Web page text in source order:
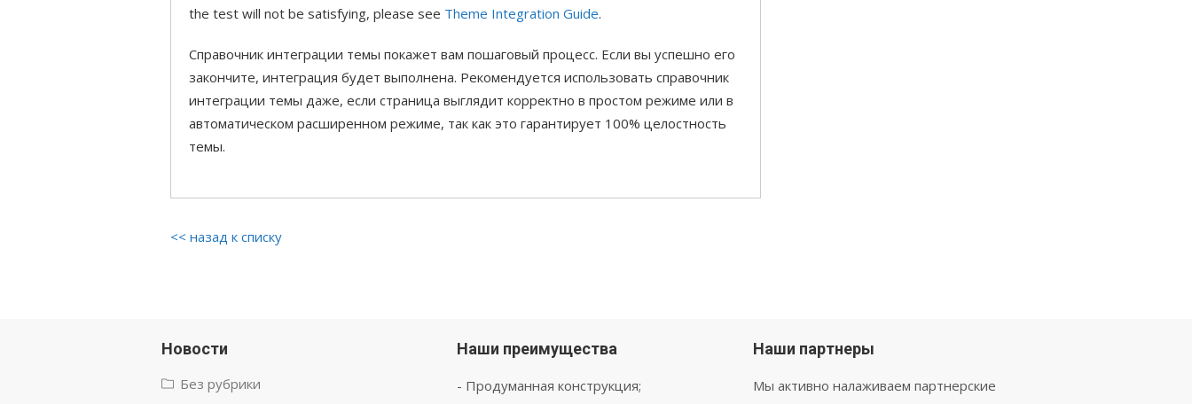
the test will not be satisfying, please see Theme Integration Guide.
Справочник интеграции темы покажет вам пошаговый процесс. Если вы успешно его
закончите, интеграция будет выполнена. Рекомендуется использовать справочник
интеграции темы даже, если страница выглядит корректно в простом режиме или в
автоматическом расширенном режиме, так как это гарантирует 100% целостность
темы.
<< назад к списку
Новости
Без рубрики
Наши преимущества
- Продуманная конструкция;
Наши партнеры
Мы активно налаживаем партнерские